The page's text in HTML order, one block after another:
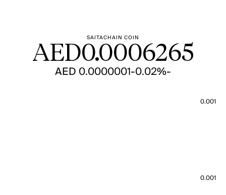
SAITACHAIN COIN
AED0.0006265
-0.02%
-AED 0.0000001
0.001
0.001